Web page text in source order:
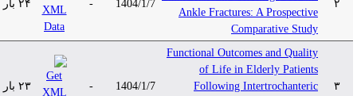
Ankle Fractures: A Prospective
Comparative Study
1404/1/7 ۲۴ بار
Functional Outcomes and Quality
of Life in Elderly Patients
Following Intertrochanteric
1404/1/7 ۲۳ بار